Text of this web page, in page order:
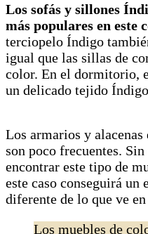
Los sofás y sillones
más populares en este
terciopelo Índigo
igual que las sillas de
color. En el dormitorio,
un delicado tejido
Los armarios y
son poco frecuentes.
encontrar este tipo de
este caso conseguirá
diferente de lo que ve
Los muebles de